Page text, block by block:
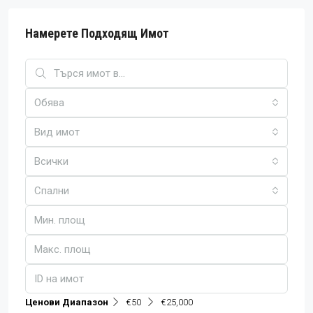
Намерете Подходящ Имот
Обява
Вид имот
Всички
Спални
Ценови Диапазон €50 €25,000